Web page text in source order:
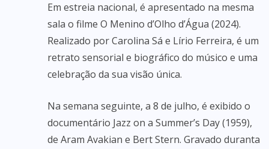
Em estreia nacional, é apresentado na mesma
sala o filme O Menino d’Olho d’Água (2024).
Realizado por Carolina Sá e Lírio Ferreira, é um
retrato sensorial e biográfico do músico e uma
celebração da sua visão única.
Na semana seguinte, a 8 de julho, é exibido o
documentário Jazz on a Summer’s Day (1959),
de Aram Avakian e Bert Stern. Gravado duranta